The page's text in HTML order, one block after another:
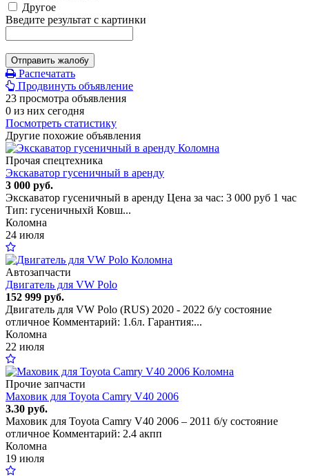
Другое
Введите результат с картинки
Отправить жалобу
Распечатать
Продвинуть объявление
23 просмотра объявления
0 из них сегодня
Посмотреть статистику
Другие похожие объявления
Прочая спецтехника
Экскаватор гусеничный в аренду
3 000 руб.
Экскаватор гусеничный в аренду Цена за час: 3 000 руб 1 час
Тип: гусеничныхй Ковш...
Коломна
24 июля
Автозапчасти
Двигатель для VW Polo
152 999 руб.
Двигатель для VW Polo (RUS) 2020 - 2022 б/у состояние
отличное Комментарий: 1.6л. Гарантия:...
Коломна
22 июля
Прочие запчасти
Маховик для Toyota Camry V40 2006
3.30 руб.
Маховик для Toyota Camry V40 2006 – 2011 б/у состояние
отличное Комментарий: 2.4 акпп
Коломна
19 июля